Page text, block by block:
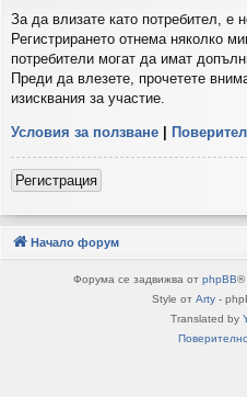
За да влизате като потребител, е
Регистрирането отнема няколко
потребители могат да имат
Преди да влезете, прочетете
изисквания за участие.
Условия за ползване
Регистрация
Начало форум
Форума се задвижва от phpBB®
Style от Arty -
Translated by